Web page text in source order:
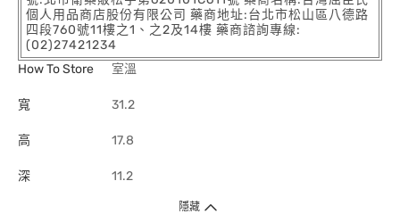
個人用品商店股份有限公司 藥商地址:台北市松山區八德路
四段760號11樓之1、之2及14樓 藥商諮詢專線:
(02)27421234
How To Store
室溫
寬 31.2
高 17.8
深 11.2
隱藏